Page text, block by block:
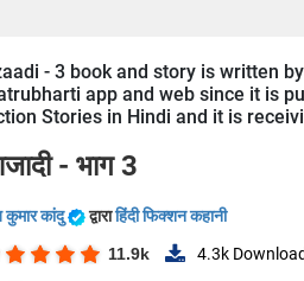
- 3 book and story is written
app and web since it is
Stories in Hindi and it is
- भाग 3
कुमार कांदु द्वाराहिंदी फिक्शन कहानी
11.9k 4.3k